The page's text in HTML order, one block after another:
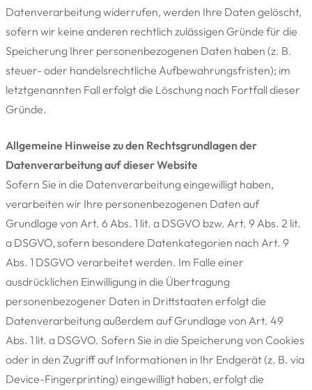
Datenverarbeitung widerrufen, werden Ihre Daten gelöscht,
sofern wir keine anderen rechtlich zulässigen Gründe für die
Speicherung Ihrer personenbezogenen Daten haben (z. B.
steuer- oder handelsrechtliche Aufbewahrungsfristen); im
letztgenannten Fall erfolgt die Löschung nach Fortfall dieser
Gründe.
Allgemeine Hinweise zu den Rechtsgrundlagen der
Datenverarbeitung auf dieser Website
Sofern Sie in die Datenverarbeitung eingewilligt haben,
verarbeiten wir Ihre personenbezogenen Daten auf
Grundlage von Art. 6 Abs. 1 lit. a DSGVO bzw. Art. 9 Abs. 2 lit.
a DSGVO, sofern besondere Datenkategorien nach Art. 9
Abs. 1 DSGVO verarbeitet werden. Im Falle einer
ausdrücklichen Einwilligung in die Übertragung
personenbezogener Daten in Drittstaaten erfolgt die
Datenverarbeitung außerdem auf Grundlage von Art. 49
Abs. 1 lit. a DSGVO. Sofern Sie in die Speicherung von Cookies
oder in den Zugriff auf Informationen in Ihr Endgerät (z. B. via
Device-Fingerprinting) eingewilligt haben, erfolgt die